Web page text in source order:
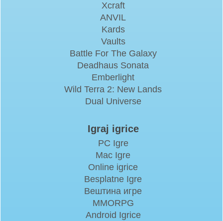
Xcraft
ANVIL
Kards
Vaults
Battle For The Galaxy
Deadhaus Sonata
Emberlight
Wild Terra 2: New Lands
Dual Universe
Igraj igrice
PC Igre
Mac Igre
Online igrice
Besplatne Igre
Вештина игре
MMORPG
Android Igrice